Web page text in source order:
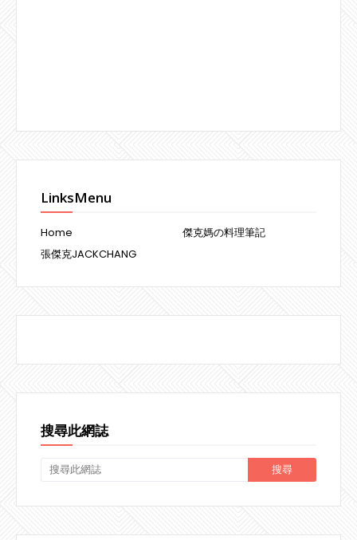
LinksMenu
Home
傑克媽の料理筆記
張傑克JACKCHANG
搜尋此網誌